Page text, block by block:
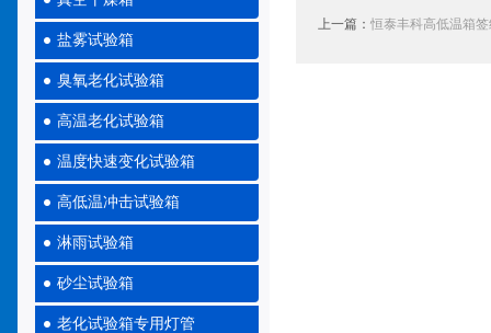
盐雾试验箱
臭氧老化试验箱
高温老化试验箱
温度快速变化试验箱
高低温冲击试验箱
淋雨试验箱
砂尘试验箱
老化试验箱专用灯管
上一篇： 恒泰丰科高低温箱